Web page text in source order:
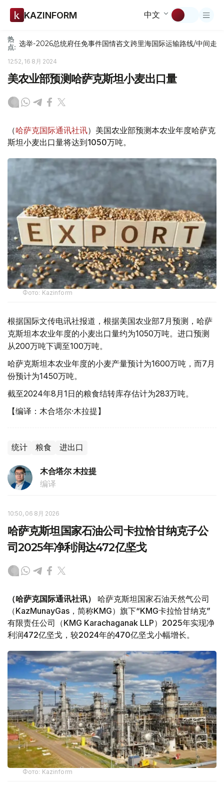
KAZINFORM 中文
热
点: 选举-2026总统府任免事件国情咨文跨里海国际运输路线/中间走廊
12:52, 16 8月 2024
美农业部预测哈萨克斯坦小麦出口量
（哈萨克国际通讯社讯）美国农业部预测本农业年度哈萨克
斯坦小麦出口量将达到1050万吨。
Фото: Kazinform
根据国际文传电讯社报道，根据美国农业部7月预测，哈萨
克斯坦本农业年度的小麦出口量约为1050万吨。进口预测
从200万吨下调至100万吨。
哈萨克斯坦本农业年度的小麦产量预计为1600万吨，而7月
份预计为1450万吨。
截至2024年8月1日的粮食结转库存估计为283万吨。
【编译：木合塔尔·木拉提】
统计 粮食 进出口
木合塔尔 木拉提
编译
10:50, 06 8月 2026
哈萨克斯坦国家石油公司卡拉恰甘纳克子公
司2025年净利润达472亿坚戈
（哈萨克国际通讯社讯）
哈萨克斯坦国家石油天然气公司
（KazMunayGas，简称KMG）旗下“KMG卡拉恰甘纳克”
有限责任公司（KMG Karachaganak LLP）2025年实现净
利润472亿坚戈，较2024年的470亿坚戈小幅增长。
Фото: Kazinform